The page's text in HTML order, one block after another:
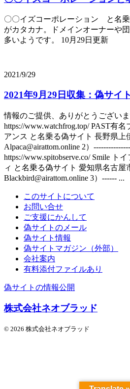
〇〇イズコーポレーション と名
がカタカナ。ドメインオーナーや
多いようです。 10月29日更新
2021/9/29
2021年9月29日収集：偽サイト
情報のご提供、ありがとうござい
https://www.watchfrog.top/ PAST有
アンス と名乗る偽サイト 長野県上
Alpaca@airattom.online 2）
https://www.spitobserve.co/ Smile ト
ィ と名乗る偽サイト 愛知県名古屋
Blackbird@airattom.online 3）------ ...
このサイトについて
お問い合せ
ご支援にかんして
偽サイトのメール
偽サイト情報
偽サイトマガジン（外部）
会社案内
有料添付ファイルあり
偽サイトの情報公開
株式会社ネオブラッド
© 2026 株式会社ネオブラッド